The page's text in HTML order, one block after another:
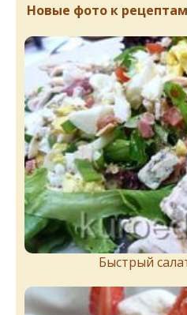
Новые фото к рецептам
Быстрый